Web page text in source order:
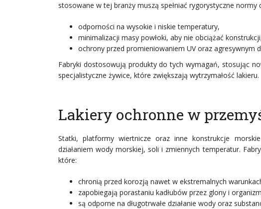
stosowane w tej branży muszą spełniać rygorystyczne normy
odporności na wysokie i niskie temperatury,
minimalizacji masy powłoki, aby nie obciążać
ochrony przed promieniowaniem UV oraz agresywnym
Fabryki dostosowują produkty do tych wymagań, stosując
specjalistyczne żywice, które zwiększają wytrzymałość lakieru.
Lakiery ochronne w
Statki, platformy wiertnicze oraz inne konstrukcje
działaniem wody morskiej, soli i zmiennych temperatur.
które:
chronią przed korozją nawet w ekstremalnych
zapobiegają porastaniu kadłubów przez glony i
są odporne na długotrwałe działanie wody oraz